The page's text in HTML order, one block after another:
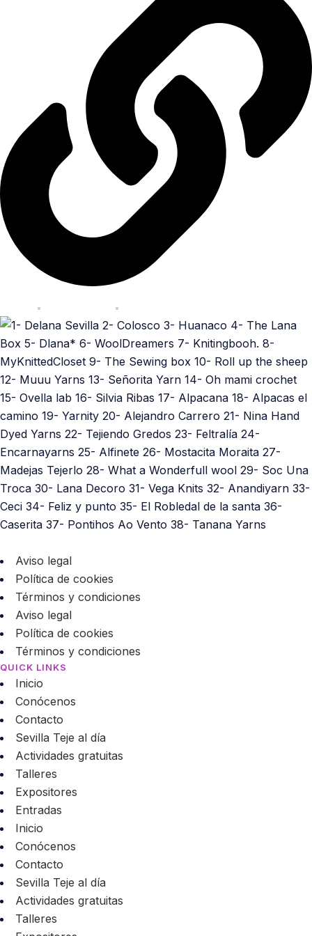
Aviso legal
Política de cookies
Términos y condiciones
Aviso legal
Política de cookies
Términos y condiciones
QUICK LINKS
Inicio
Conócenos
Contacto
Sevilla Teje al día
Actividades gratuitas
Talleres
Expositores
Entradas
Inicio
Conócenos
Contacto
Sevilla Teje al día
Actividades gratuitas
Talleres